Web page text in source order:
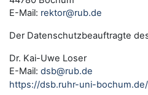
E-Mail: rektor@rub.de
Der Datenschutzbeauftragte
Dr. Kai-Uwe Loser
E-Mail: dsb@rub.de
https://dsb.ruhr-uni-bochum.de/